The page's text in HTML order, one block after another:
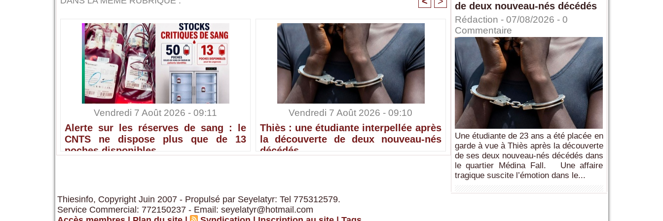
Vendredi 7 Août 2026 - 09:11
Alerte sur les réserves de sang : le
CNTS ne dispose plus que de 13
poches disponibles
Vendredi 7 Août 2026 - 09:10
Thiès : une étudiante interpellée après
la découverte de deux nouveau-nés
décédés
de deux nouveau-nés décédés
Rédaction - 07/08/2026 - 0
Commentaire
Une étudiante de 23 ans a été placée en
garde à vue à Thiès après la découverte
de ses deux nouveau-nés décédés dans
le quartier Médina Fall. Une affaire
tragique suscite l’émotion dans le...
Thiesinfo, Copyright Juin 2007 - Propulsé par Seyelatyr: Tel 775312579.
Service Commercial: 772150237 - Email: seyelatyr@hotmail.com